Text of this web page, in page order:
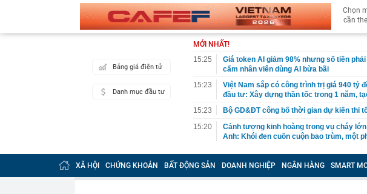
Chọn
cần
Bảng giá điện tử
Danh mục đầu tư
MỚI NHẤT!
15:25
Giá token AI giảm 98% nhưng số tiền
cấm nhân viên dùng AI bừa bãi
15:23
Việt Nam sắp có công trình trị giá 940 tỷ
đầu tư: Xây dựng thần tốc trong 1 năm,
15:23
Bộ GD&ĐT công bố thời gian dự kiến thi
15:20
Cảnh tượng kinh hoàng trong vụ cháy
Anh: Khói đen cuồn cuộn bao trùm, một
15:18
Bắt môi giới Hà Thị Thu Hiền SN 1992
15:15
Hanoi Metro lập kỷ lục về lượng khách và
XÃ HỘI CHỨNG KHOÁN BẤT ĐỘNG SẢN DOANH NGHIỆP NGÂN HÀNG SMART